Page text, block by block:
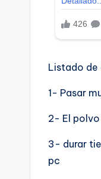
Listado de
1- Pasar
2- El
3- durar
pc